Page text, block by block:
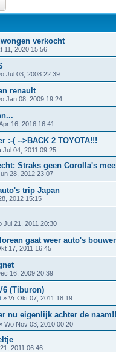
verkocht
11, 2020 15:56
Jul 03, 2008 22:39
renault
Jan 08, 2009 19:24
16, 2016 16:41
:-( -->BACK 2 TOYOTA!!!
Jul 04, 2011 09:25
Straks geen Corolla's
28, 2012 23:07
trip Japan
2012 15:15
Jul 21, 2011 20:30
gaat weer auto's
17, 2011 16:45
16, 2009 20:39
(Tiburon)
» Vr Okt 07, 2011 18:19
nu eigenlijk achter de
Wo Nov 03, 2010 00:20
2011 06:46